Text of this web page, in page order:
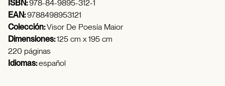
ISBN:978-84-9895-312-1
EAN:9788498953121
Colección:Visor De Poesía Maior
Dimensiones:125 cm x 195 cm
220 páginas
Idiomas:español